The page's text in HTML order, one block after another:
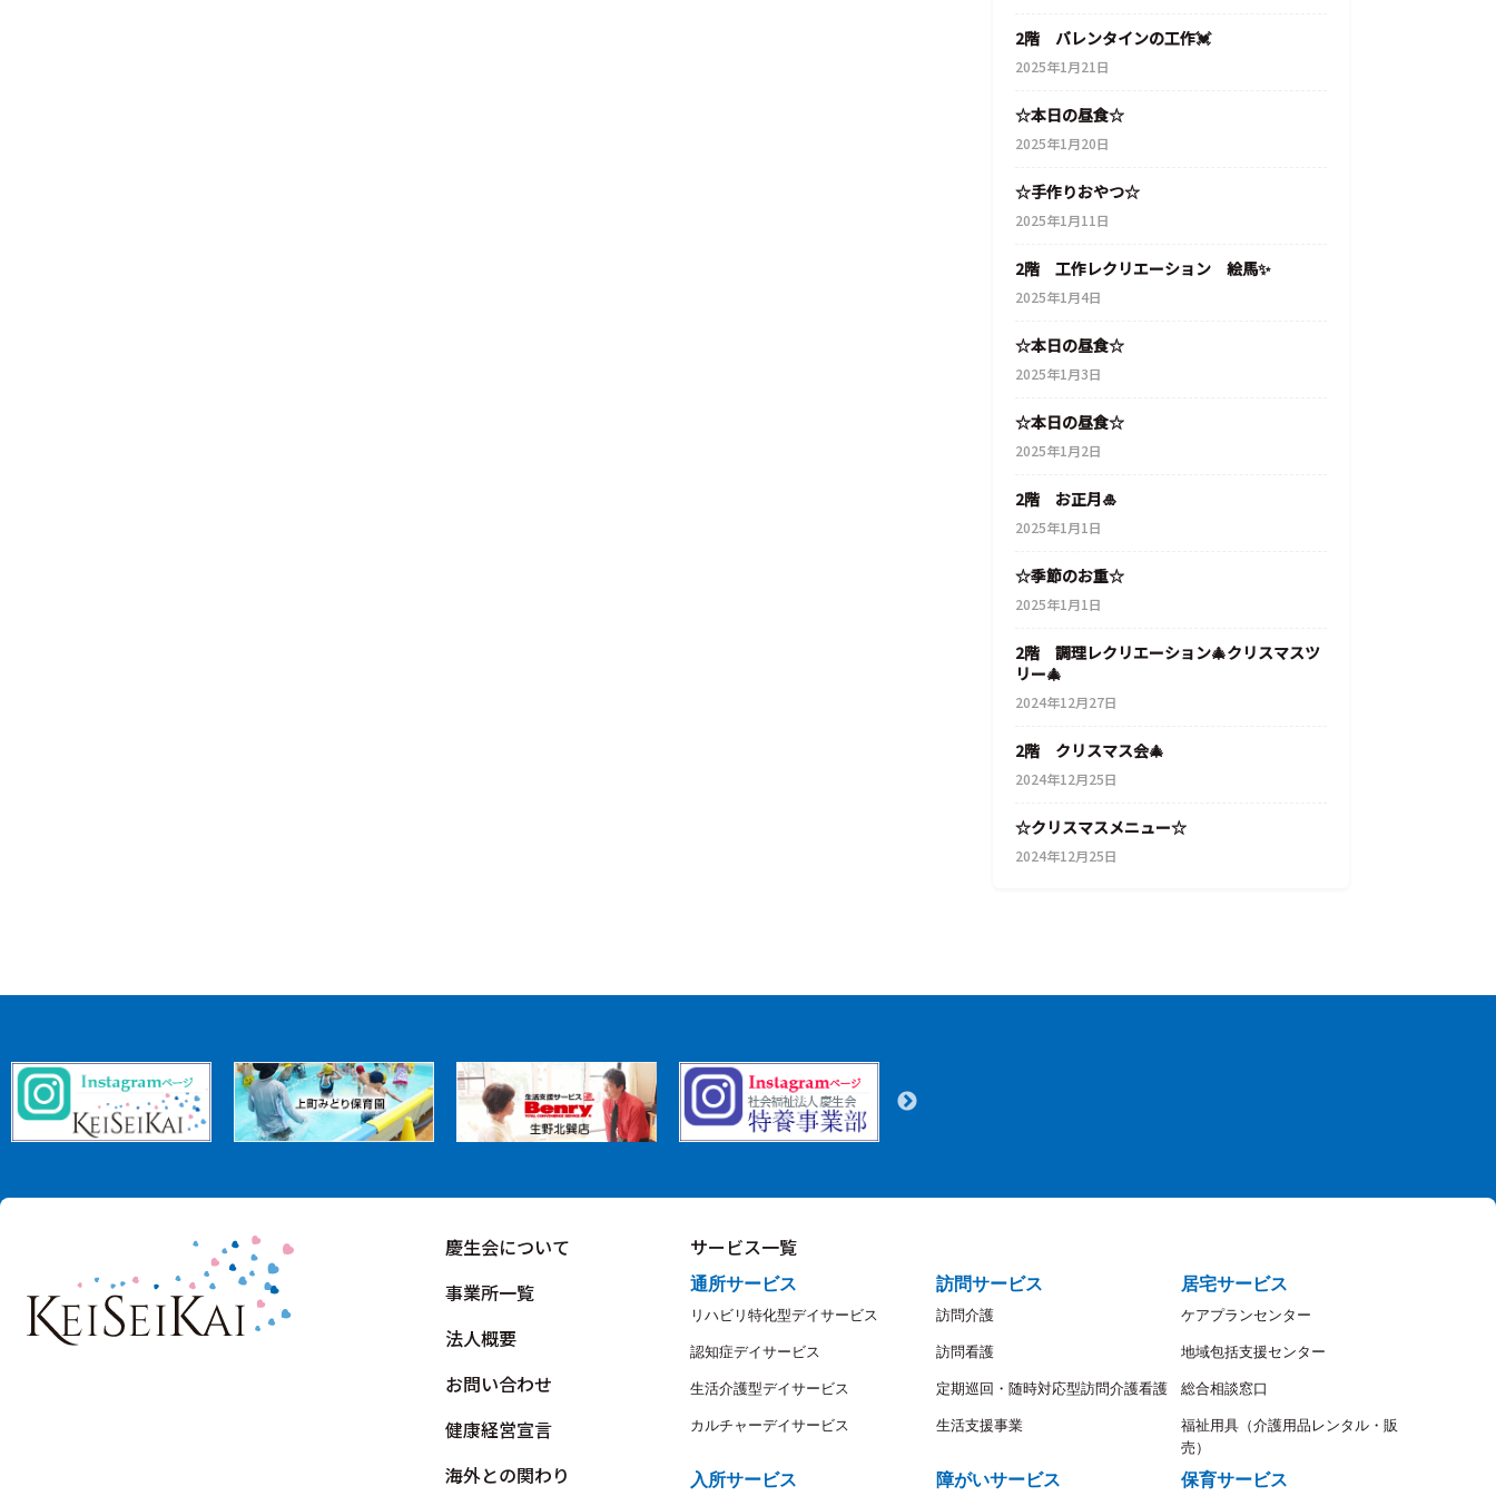
2階 バレンタインの工作💓
2025年1月21日
☆本日の昼食☆
2025年1月20日
☆手作りおやつ☆
2025年1月11日
2階 工作レクリエーション 絵馬✨
2025年1月4日
☆本日の昼食☆
2025年1月3日
☆本日の昼食☆
2025年1月2日
2階 お正月🎍
2025年1月1日
☆季節のお重☆
2025年1月1日
2階 調理レクリエーション🎄クリスマスツ
リー🎄
2024年12月27日
2階 クリスマス会🎄
2024年12月25日
☆クリスマスメニュー☆
2024年12月25日
慶生会について
事業所一覧
法人概要
お問い合わせ
健康経営宣言
海外との関わり
サービス一覧
通所サービス
リハビリ特化型デイサービス
認知症デイサービス
生活介護型デイサービス
カルチャーデイサービス
訪問サービス
訪問介護
訪問看護
定期巡回・随時対応型訪問介護看護
生活支援事業
居宅サービス
ケアプランセンター
地域包括支援センター
総合相談窓口
福祉用具（介護用品レンタル・販
売）
入所サービス 障がいサービス 保育サービス